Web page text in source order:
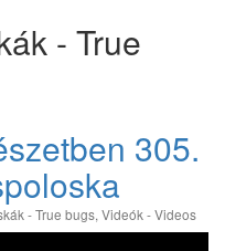
- True
305.
- True bugs, Videók - Videos